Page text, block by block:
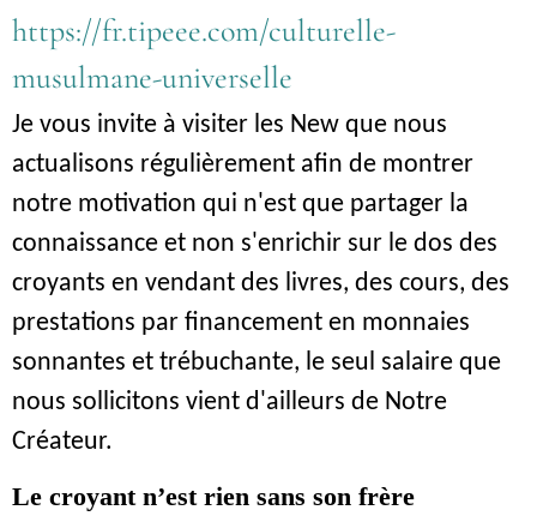
https://fr.tipeee.com/culturelle-
musulmane-universelle
Je vous invite à visiter les New que nous
actualisons régulièrement afin de montrer
notre motivation qui n'est que partager la
connaissance et non s'enrichir sur le dos des
croyants en vendant des livres, des cours, des
prestations par financement en monnaies
sonnantes et trébuchante, le seul salaire que
nous sollicitons vient d'ailleurs de Notre
Créateur.
Le croyant n’est rien sans son frère